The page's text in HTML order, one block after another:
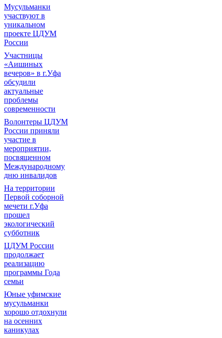
Мусульманки
участвуют в
уникальном
проекте ЦДУМ
России
Участницы
«Аишиных
вечеров» в г.Уфа
обсудили
актуальные
проблемы
современности
Волонтеры ЦДУМ
России приняли
участие в
мероприятии,
посвященном
Международному
дню инвалидов
На территории
Первой соборной
мечети г.Уфа
прошел
экологический
субботник
ЦДУМ России
продолжает
реализацию
программы Года
семьи
Юные уфимские
мусульманки
хорошо отдохнули
на осенних
каникулах